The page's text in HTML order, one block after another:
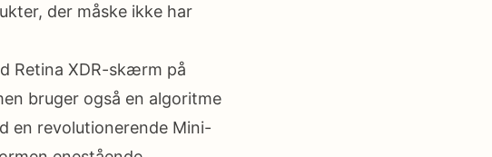
der måske ikke har
Retina XDR-skærm på
bruger også en algoritme
en revolutionerende Mini-